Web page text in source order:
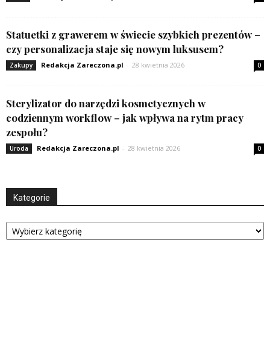
Statuetki z grawerem w świecie szybkich prezentów –
czy personalizacja staje się nowym luksusem?
Zakupy Redakcja Zareczona.pl - 28 kwietnia 2026 0
Sterylizator do narzędzi kosmetycznych w
codziennym workflow – jak wpływa na rytm pracy
zespołu?
Uroda Redakcja Zareczona.pl - 28 kwietnia 2026 0
Kategorie
Kategorie